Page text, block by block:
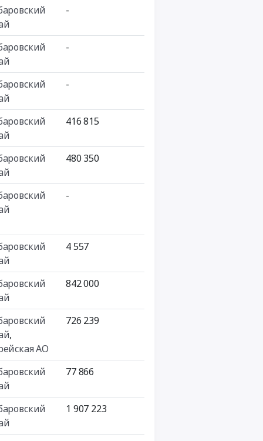
-
-
-
416 815
480 350
-
4 557
842 000
,
АО
726 239
77 866
1 907 223